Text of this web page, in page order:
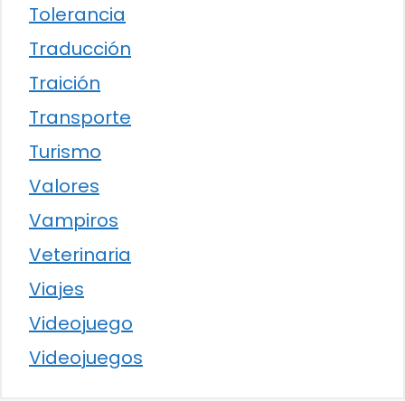
Tolerancia
Traducción
Traición
Transporte
Turismo
Valores
Vampiros
Veterinaria
Viajes
Videojuego
Videojuegos